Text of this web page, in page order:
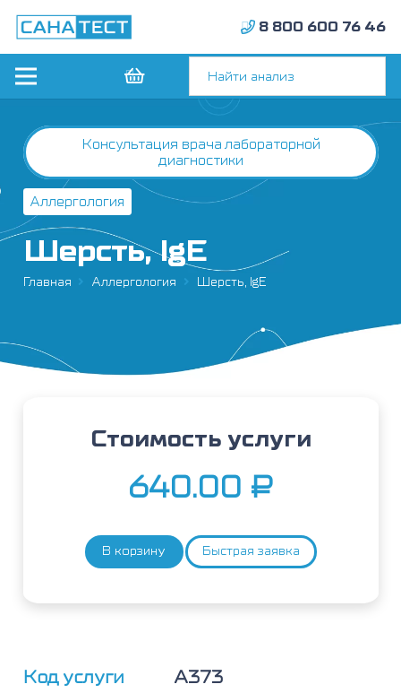
8 800 600 76 46
Консультация врача лабораторной
диагностики
Аллергология
Шерсть, IgE
Главная Аллергология Шерсть, IgE
Код услуги
А373
Стоимость услуги
640.00 ₽
Количество
В корзину Быстрая заявка